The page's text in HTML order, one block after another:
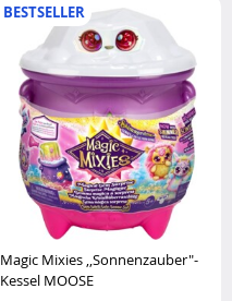
BESTSELLER
Magic Mixies ,,Sonnenzauber"-
Kessel MOOSE